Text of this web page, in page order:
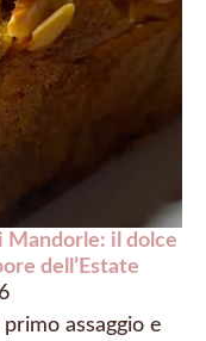
Mandorle: il dolce
dell’Estate
assaggio e